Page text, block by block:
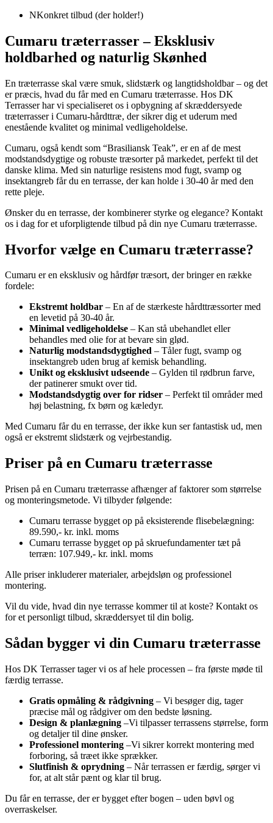
NKonkret tilbud (der holder!)
Cumaru træterrasser – Eksklusiv
holdbarhed og naturlig Skønhed
En træterrasse skal være smuk, slidstærk og langtidsholdbar – og det
er præcis, hvad du får med en Cumaru træterrasse. Hos DK
Terrasser har vi specialiseret os i opbygning af skræddersyede
træterrasser i Cumaru-hårdttræ, der sikrer dig et uderum med
enestående kvalitet og minimal vedligeholdelse.
Cumaru, også kendt som “Brasiliansk Teak”, er en af de mest
modstandsdygtige og robuste træsorter på markedet, perfekt til det
danske klima. Med sin naturlige resistens mod fugt, svamp og
insektangreb får du en terrasse, der kan holde i 30-40 år med den
rette pleje.
Ønsker du en terrasse, der kombinerer styrke og elegance? Kontakt
os i dag for et uforpligtende tilbud på din nye Cumaru træterrasse.
Hvorfor vælge en Cumaru træterrasse?
Cumaru er en eksklusiv og hårdfør træsort, der bringer en række
fordele:
Ekstremt holdbar – En af de stærkeste hårdttræssorter med
en levetid på 30-40 år.
Minimal vedligeholdelse – Kan stå ubehandlet eller
behandles med olie for at bevare sin glød.
Naturlig modstandsdygtighed – Tåler fugt, svamp og
insektangreb uden brug af kemisk behandling.
Unikt og eksklusivt udseende – Gylden til rødbrun farve,
der patinerer smukt over tid.
Modstandsdygtig over for ridser – Perfekt til områder med
høj belastning, fx børn og kæledyr.
Med Cumaru får du en terrasse, der ikke kun ser fantastisk ud, men
også er ekstremt slidstærk og vejrbestandig.
Priser på en Cumaru træterrasse
Prisen på en Cumaru træterrasse afhænger af faktorer som størrelse
og monteringsmetode. Vi tilbyder følgende:
Cumaru terrasse bygget op på eksisterende flisebelægning:
89.590,- kr. inkl. moms
Cumaru terrasse bygget op på skruefundamenter tæt på
terræn: 107.949,- kr. inkl. moms
Alle priser inkluderer materialer, arbejdsløn og professionel
montering.
Vil du vide, hvad din nye terrasse kommer til at koste? Kontakt os
for et personligt tilbud, skræddersyet til din bolig.
Sådan bygger vi din Cumaru træterrasse
Hos DK Terrasser tager vi os af hele processen – fra første møde til
færdig terrasse.
Gratis opmåling & rådgivning – Vi besøger dig, tager
præcise mål og rådgiver om den bedste løsning.
Design & planlægning –Vi tilpasser terrassens størrelse, form
og detaljer til dine ønsker.
Professionel montering –Vi sikrer korrekt montering med
forboring, så træet ikke sprækker.
Slutfinish & oprydning – Når terrassen er færdig, sørger vi
for, at alt står pænt og klar til brug.
Du får en terrasse, der er bygget efter bogen – uden bøvl og
overraskelser.